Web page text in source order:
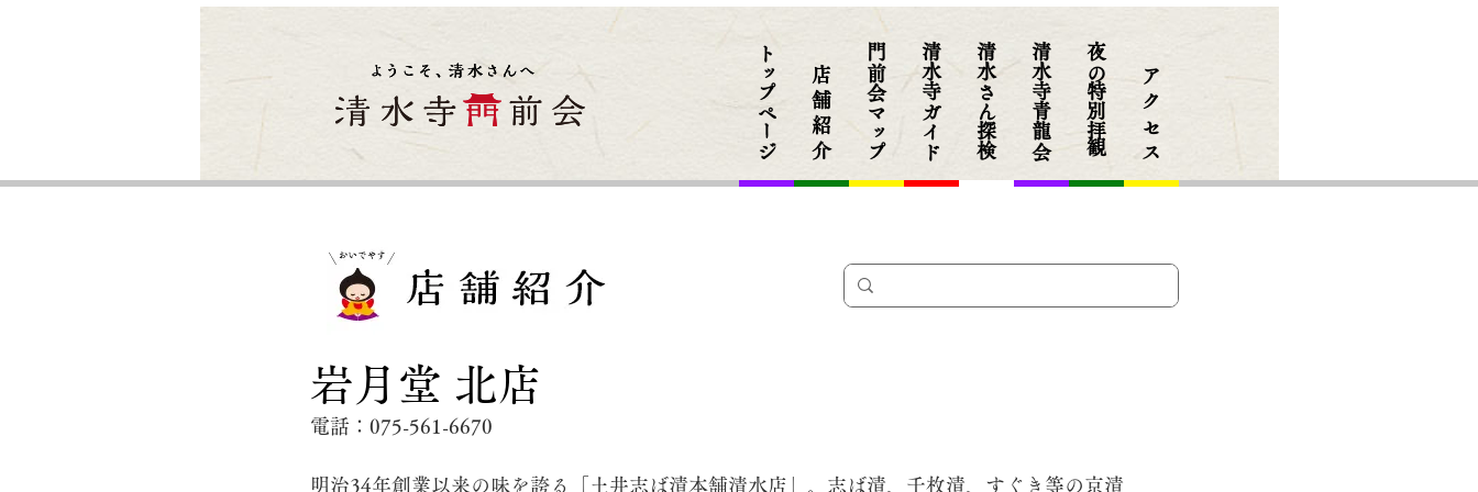
門前会マップ 清水寺ガイド 清水さん探検 清水寺青龍会 夜の特別拝観 ​ア ク セ ス
トップページ 店 舗 紹 介
岩月堂 北店
電話：075-561-6670
明治34年創業以来の味を誇る「土井志ば漬本舗清水店」。志ば漬、千枚漬、すぐき等の京漬